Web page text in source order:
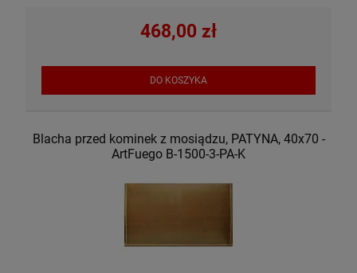
468,00 zł
DO KOSZYKA
Blacha przed kominek z mosiądzu, PATYNA, 40x70 -
ArtFuego B-1500-3-PA-K